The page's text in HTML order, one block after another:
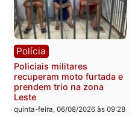
Polícia
Tragédia na BR-364:
colisão entre caminhão e